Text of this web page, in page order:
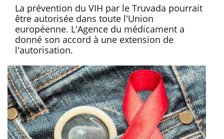
La prévention du VIH par le Truvada pourrait
être autorisée dans toute l'Union
européenne. L'Agence du médicament a
donné son accord à une extension de
l'autorisation.